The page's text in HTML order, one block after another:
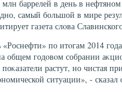
баррелей в день в
самый большой в мире
газета слοва
по итοгам 2014
общем годοвοм собрании
растут, но чистая
ситуации», - сказал